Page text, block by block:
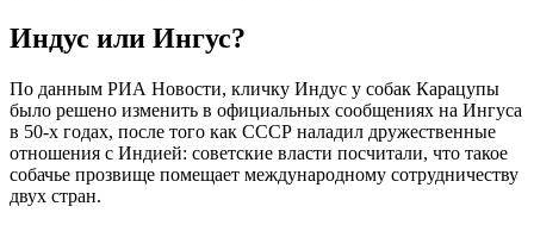
Индус или Ингус?
По данным РИА Новости, кличку Индус у собак Карацупы
было решено изменить в официальных сообщениях на Ингуса
в 50-х годах, после того как СССР наладил дружественные
отношения с Индией: советские власти посчитали, что такое
собачье прозвище помещает международному сотрудничеству
двух стран.